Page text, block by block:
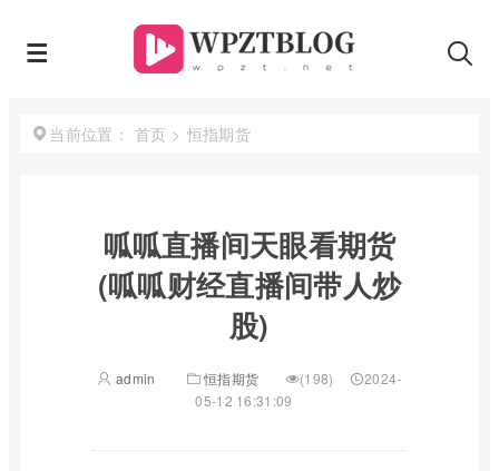
当前位置： 首页 > 恒指期货
呱呱直播间天眼看期货
(呱呱财经直播间带人炒
股)
admin 恒指期货 (198)
2024-
05-12 16:31:09